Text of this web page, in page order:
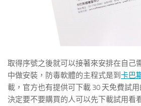
取得序號之後就可以接著來安排在自己
中做安裝，防毒軟體的主程式是到 卡巴
載，官方也有提供可下載 30 天免費試
決定要不要購買的人可以先下載試用看